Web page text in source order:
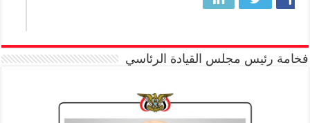
فخامة رئيس مجلس القيادة الرئاسي